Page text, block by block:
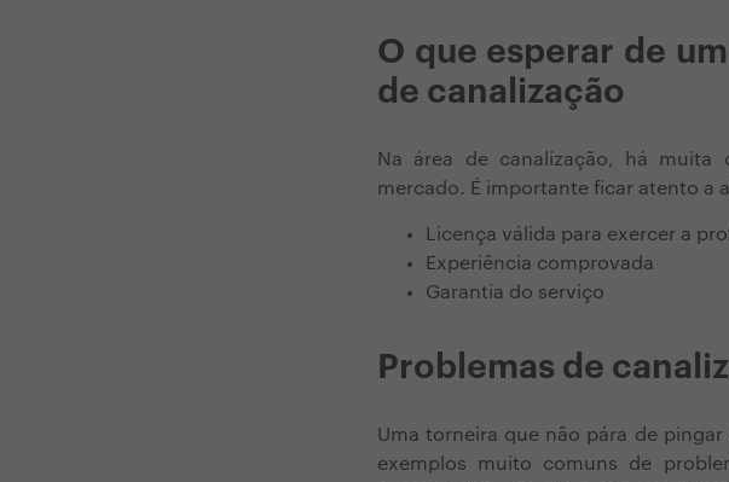
O que esperar de
de canalização
Na área de canalização, há muita
mercado. É importante ficar atento a
Licença válida para exercer a
Experiência comprovada
Garantia do serviço
Problemas de
Uma torneira que não pára de
exemplos muito comuns de